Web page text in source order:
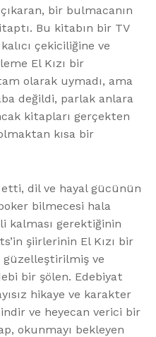
bir bulmacanın
Bu kitabın bir TV
çekiciliğine ve
El Kızı bir
olarak uymadı, ama
değildi, parlak anlara
kitapları gerçekten
kısa bir
dil ve hayal gücünün
bilmecesi hala
kalması gerektiğinin
şiirlerinin El Kızı bir
güzelleştirilmiş ve
bir şölen. Edebiyat
hikaye ve karakter
ve heyecan verici bir
okunmayı bekleyen